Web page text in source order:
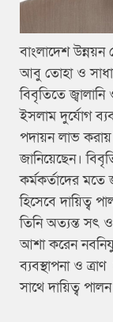
বাংলাদেশ উন্নয়ন
আবু তোহা ও
বিবৃতিতে
ইসলাম দুর্যোগ
পদায়ন লাভ করায়
জানিয়েছেন।
কর্মকর্তাদের মতে
হিসেবে দায়িত্ব
তিনি অত্যন্ত সৎ ও
আশা করেন
ব্যবস্থাপনা ও
সাথে দায়িত্ব